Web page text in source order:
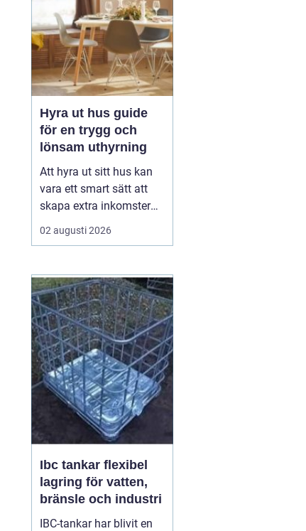
Hyra ut hus guide
för en trygg och
lönsam uthyrning
Att hyra ut sitt hus kan
vara ett smart sätt att
skapa extra inkomster
och samtidigt hålla
bostaden levande när
den. Med rätt
förberedelser, tydliga
avtal och en genomtänkt
plan kan uthyrningen bli
både trygg och lönsam.
Den här ...
02 augusti 2026
Ibc tankar flexibel
lagring för vatten,
bränsle och industri
IBC-tankar har blivit en